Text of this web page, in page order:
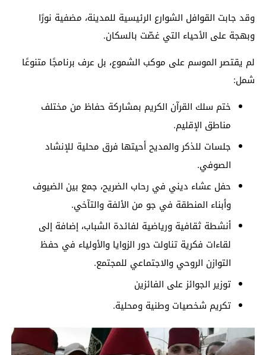
وقد جابت القوافل الشوارع الرئيسية للمدينة، مضفية نورًا
وبهجة على الأحياء التي غصّت بالسكان.
لم يقتصر الموسم على موكب الشموع، بل عرف برنامجًا متنوعًا
شمل:
ختم سلك القرآن الكريم بمشاركة حفاظ من مختلف
مناطق الإقليم.
جلسات للذكر والمديح أحيتها فرق محلية للإنشاد
الصوفي.
حفل عشاء ديني في رحاب الضريح، جمع بين الضيوف
وأبناء المنطقة في جو من الألفة والتآخي.
أنشطة ثقافية ورياضية لفائدة الشباب، إضافة إلى
لقاءات فكرية تناولت دور الزوايا والأولياء في حفظ
التوازن الروحي والاجتماعي للمجتمع.
توزير الجوائز على الفائزين
تكريم شخصيات وطنية ومحلية.